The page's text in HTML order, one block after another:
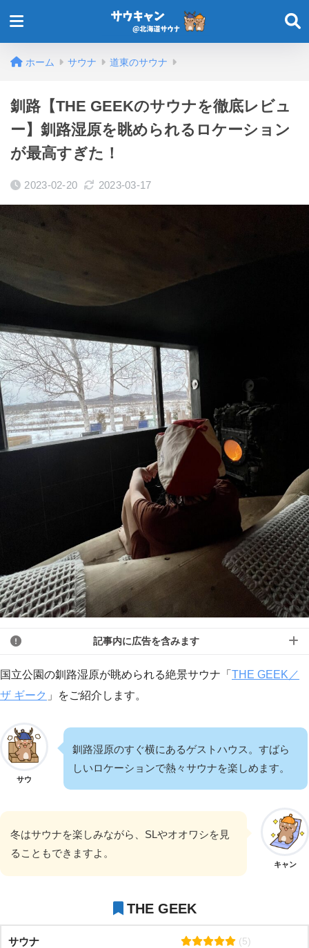
ホーム サウナ 道東のサウナ
釧路【THE GEEKのサウナを徹底レビュ
ー】釧路湿原を眺められるロケーション
が最高すぎた！
2023-02-20 2023-03-17
記事内に広告を含みます
国立公園の釧路湿原が眺められる絶景サウナ「 THE GEEK／
ザ ギーク 」をご紹介します。
サウ
釧路湿原のすぐ横にあるゲストハウス。すばら
しいロケーションで熱々サウナを楽しめます。
キャン
冬はサウナを楽しみながら、SLやオオワシを見
ることもできますよ。
THE GEEK
サウナ (5)